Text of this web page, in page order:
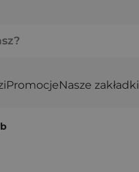
PromocjeNasze zakładki